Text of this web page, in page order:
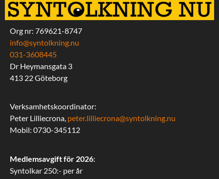
Org nr: 769621-8747
info@syntolkning.nu
031-3608445
Dr Heymansgata 3
413 22 Göteborg
Verksamhetskoordinator:
Peter Lilliecrona, peter.lilliecrona@syntolkning.nu
Mobil: 0730-345112
Medlemsavgift för 2026:
Syntolkar 250:- per år